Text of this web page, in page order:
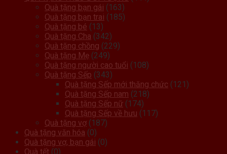
Quà tặng bạn gái (163)
Quà tặng bạn trai (185)
Quà tặng bé (13)
Quà tặng Cha (342)
Quà tặng chồng (229)
Quà tặng Mẹ (249)
Quà tặng người cao tuổi (108)
Quà tặng Sếp (343)
Quà tặng Sếp mới thăng chức (121)
Quà tặng Sếp nam (218)
Quà tặng Sếp nữ (174)
Quà tặng Sếp về hưu (117)
Quà tặng vợ (187)
Quà tặng văn hóa (0)
Quà tặng vợ, bạn gái (0)
Quà tết (0)